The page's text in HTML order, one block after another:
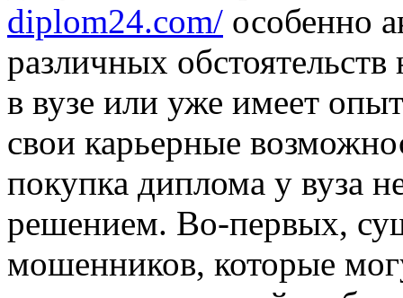
diplom24.com/ особенно
различных
в вузе или уже имеет
свои карьерные
покупка диплома у вуза
решением. Во-первых,
мошенников, которые